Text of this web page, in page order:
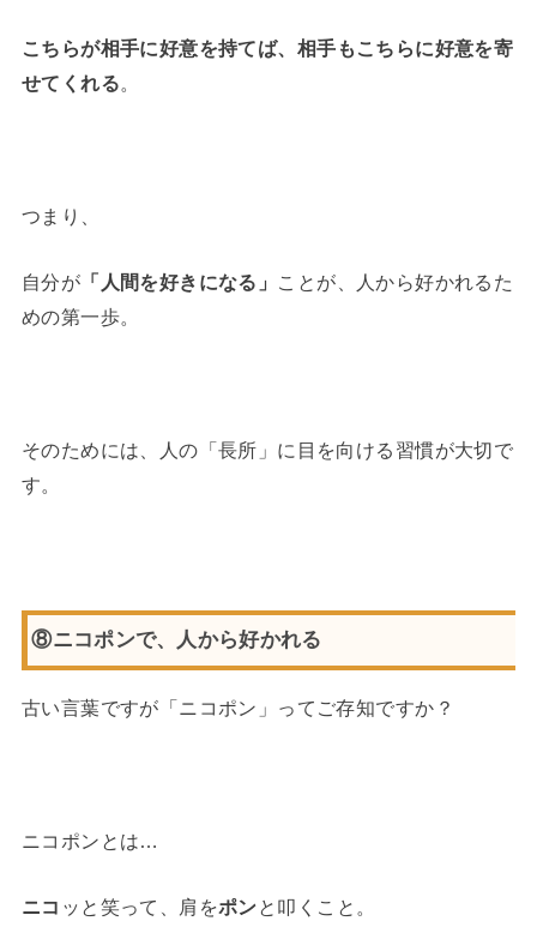
こちらが相手に好意を持てば、 相手もこちらに好意を寄
せてくれる。
つまり、
自分が 「人間を好きになる」 ことが、人から好かれるた
めの第一歩。
そのためには、人の「長所」に目を向ける習慣が大切で
す。
⑧ニコポンで、人から好かれる
古い言葉ですが「ニコポン」ってご存知ですか？
ニコポンとは…
ニコ ッと笑って、肩をポンと叩くこと。